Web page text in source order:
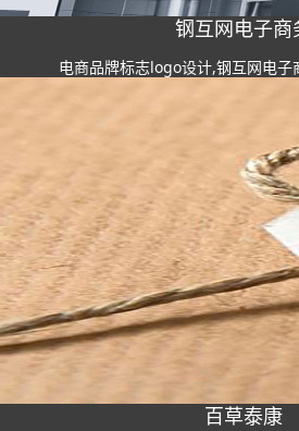
钢互网电子商
电商品牌标志logo设计,钢互网电子
百草泰康